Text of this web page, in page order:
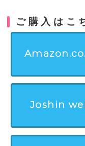
ご購入はこ
Joshin